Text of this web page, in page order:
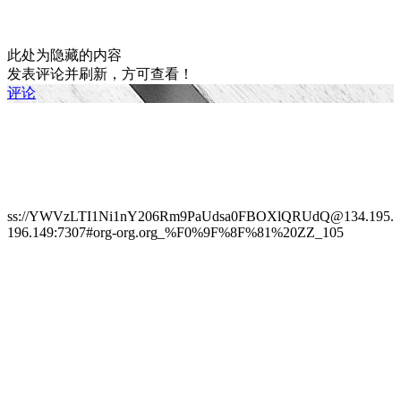
此处为隐藏的内容
发表评论并刷新，方可查看！
评论
ss://YWVzLTI1Ni1nY206Rm9PaUdsa0FBOXlQRUdQ@134.195.
196.149:7307#org-org.org_%F0%9F%8F%81%20ZZ_105